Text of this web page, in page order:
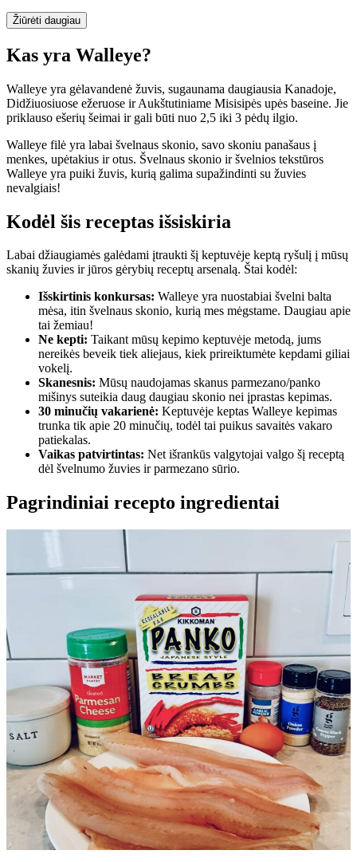
Žiūrėti daugiau
Kas yra Walleye?
Walleye yra gėlavandenė žuvis, sugaunama daugiausia Kanadoje,
Didžiuosiuose ežeruose ir Aukštutiniame Misisipės upės baseine. Jie
priklauso ešerių šeimai ir gali būti nuo 2,5 iki 3 pėdų ilgio.
Walleye filė yra labai švelnaus skonio, savo skoniu panašaus į
menkes, upėtakius ir otus. Švelnaus skonio ir švelnios tekstūros
Walleye yra puiki žuvis, kurią galima supažindinti su žuvies
nevalgiais!
Kodėl šis receptas išsiskiria
Labai džiaugiamės galėdami įtraukti šį keptuvėje keptą ryšulį į mūsų
skanių žuvies ir jūros gėrybių receptų arsenalą. Štai kodėl:
Išskirtinis konkursas: Walleye yra nuostabiai švelni balta
mėsa, itin švelnaus skonio, kurią mes mėgstame. Daugiau apie
tai žemiau!
Ne kepti: Taikant mūsų kepimo keptuvėje metodą, jums
nereikės beveik tiek aliejaus, kiek prireiktumėte kepdami giliai
vokelį.
Skanesnis: Mūsų naudojamas skanus parmezano/panko
mišinys suteikia daug daugiau skonio nei įprastas kepimas.
30 minučių vakarienė: Keptuvėje keptas Walleye kepimas
trunka tik apie 20 minučių, todėl tai puikus savaitės vakaro
patiekalas.
Vaikas patvirtintas: Net išrankūs valgytojai valgo šį receptą
dėl švelnumo žuvies ir parmezano sūrio.
Pagrindiniai recepto ingredientai